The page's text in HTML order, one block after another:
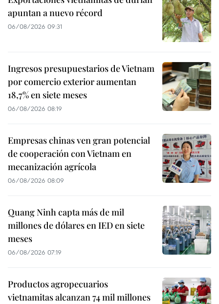
apuntan a nuevo récord
06/08/2026 09:31
Ingresos presupuestarios de Vietnam
por comercio exterior aumentan
18,7% en siete meses
06/08/2026 08:19
Empresas chinas ven gran potencial
de cooperación con Vietnam en
mecanización agrícola
06/08/2026 08:09
Quang Ninh capta más de mil
millones de dólares en IED en siete
meses
06/08/2026 07:19
Productos agropecuarios
vietnamitas alcanzan 74 mil millones